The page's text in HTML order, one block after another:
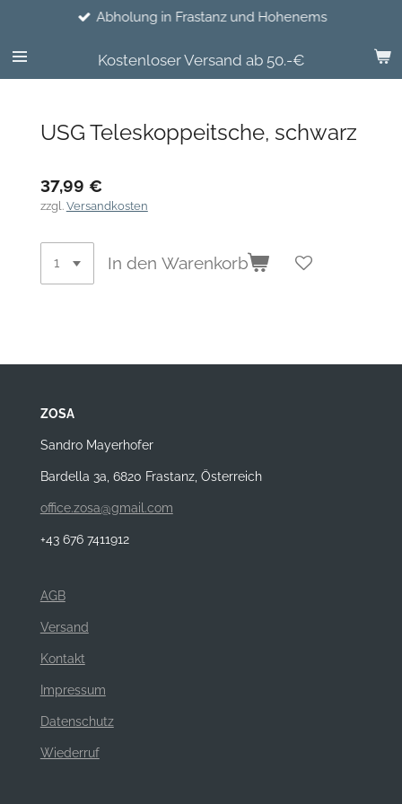
springen
Kostenloser Versand ab 50.-€
Abholung in Frastanz und Hohenems
USG Teleskoppeitsche, schwarz
37,99 €
zzgl. Versandkosten
In den Warenkorb
ZOSA
Sandro Mayerhofer
Bardella 3a, 6820 Frastanz, Österreich
office.zosa@gmail.com
+43 676 7411912
AGB
Versand
Kontakt
Impressum
Datenschutz
Wiederruf